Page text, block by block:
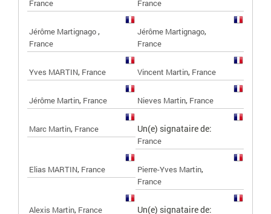
France France
Jérôme Martignago,
France
Jérôme Martignago,
France
Yves MARTIN, France Vincent Martin, France
Jérôme Martin, France Nieves Martin, France
Marc Martin, France Un(e) signataire de:
France
Elias MARTIN, France Pierre-Yves Martin,
France
Alexis Martin, France Un(e) signataire de: